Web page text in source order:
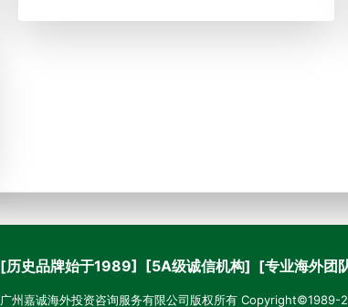
[历史品牌始于1989] [5A级诚信机构] [专业海外团
广州嘉诚海外投资咨询服务有限公司版权所有 Copyright©1989-